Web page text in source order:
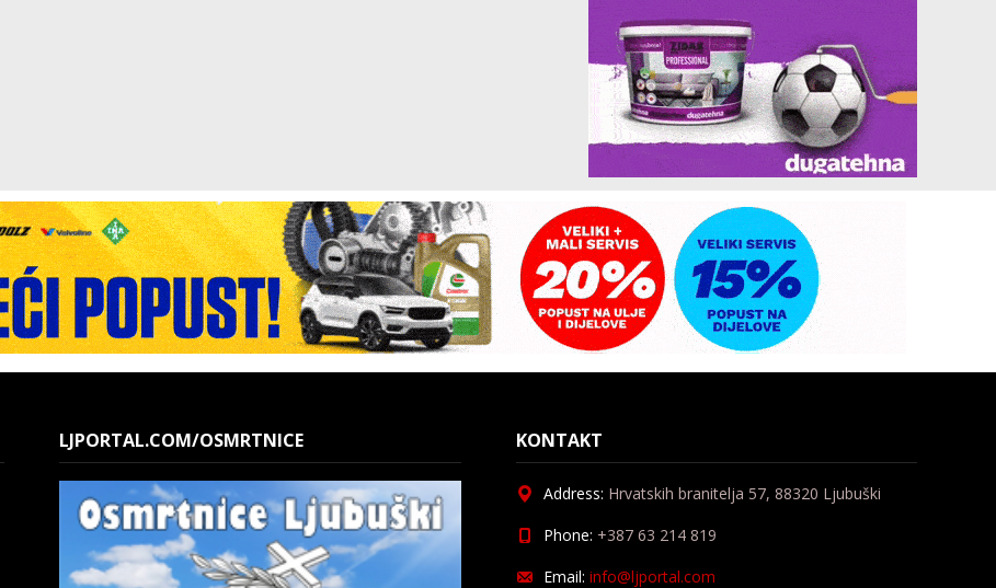
LJPORTAL.COM/OSMRTNICE KONTAKT
Address: Hrvatskih branitelja 57, 88320 Ljubuški
Phone: +387 63 214 819
Email: info@ljportal.com